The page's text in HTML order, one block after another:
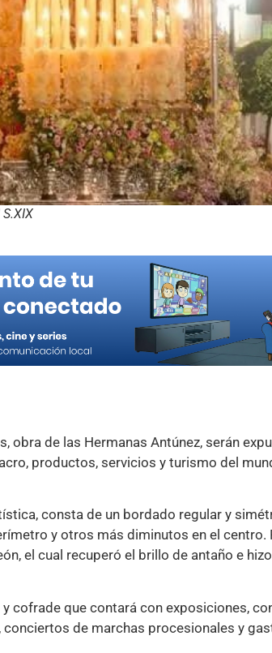
obra de las Hermanas Antúnez, serán
productos, servicios y turismo del
consta de un bordado regular y
y otros más diminutos en el centro.
el cual recuperó el brillo de antaño e
cofrade que contará con exposiciones,
de marchas procesionales y